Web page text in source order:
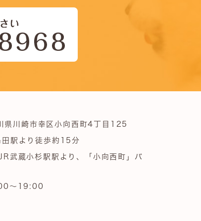
川崎市幸区小向西町4丁目125
駅より徒歩約15分
武蔵小杉駅駅より、「小向西町」バ
～19:00